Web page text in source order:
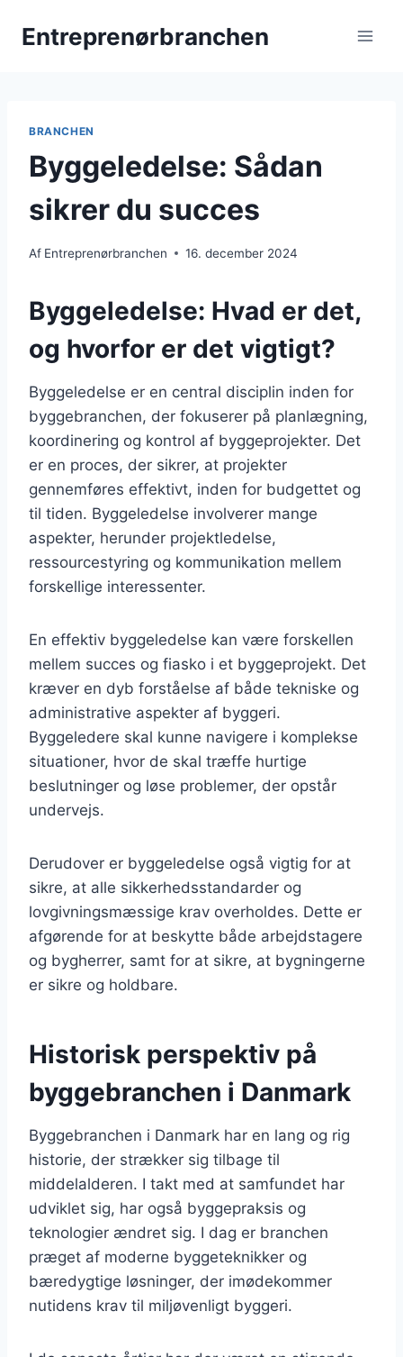
Entreprenørbranchen
BRANCHEN
Byggeledelse: Sådan
sikrer du succes
Af Entreprenørbranchen 16. december 2024
Byggeledelse: Hvad er det,
og hvorfor er det vigtigt?
Byggeledelse er en central disciplin inden for
byggebranchen, der fokuserer på planlægning,
koordinering og kontrol af byggeprojekter. Det
er en proces, der sikrer, at projekter
gennemføres effektivt, inden for budgettet og
til tiden. Byggeledelse involverer mange
aspekter, herunder projektledelse,
ressourcestyring og kommunikation mellem
forskellige interessenter.
En effektiv byggeledelse kan være forskellen
mellem succes og fiasko i et byggeprojekt. Det
kræver en dyb forståelse af både tekniske og
administrative aspekter af byggeri.
Byggeledere skal kunne navigere i komplekse
situationer, hvor de skal træffe hurtige
beslutninger og løse problemer, der opstår
undervejs.
Derudover er byggeledelse også vigtig for at
sikre, at alle sikkerhedsstandarder og
lovgivningsmæssige krav overholdes. Dette er
afgørende for at beskytte både arbejdstagere
og bygherrer, samt for at sikre, at bygningerne
er sikre og holdbare.
Historisk perspektiv på
byggebranchen i Danmark
Byggebranchen i Danmark har en lang og rig
historie, der strækker sig tilbage til
middelalderen. I takt med at samfundet har
udviklet sig, har også byggepraksis og
teknologier ændret sig. I dag er branchen
præget af moderne byggeteknikker og
bæredygtige løsninger, der imødekommer
nutidens krav til miljøvenligt byggeri.